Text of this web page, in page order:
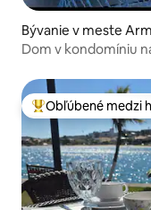
Bývanie v meste
Dom v kondomíniu
Najobľúbenejšie
Obľúbené medzi